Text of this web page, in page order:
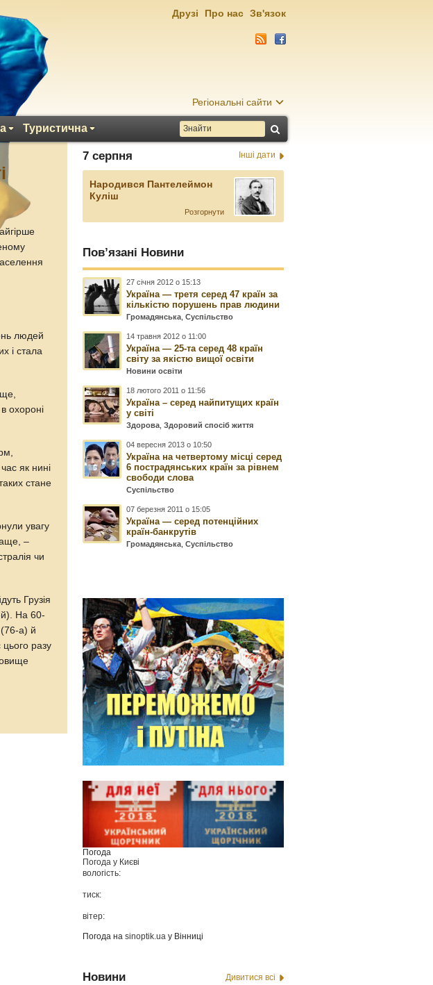
Регіональні сайти
Туристична
Друзі Про нас Зв'язок
людей
і стала
охороні
як нині
стане
увагу
–
чи
Грузія
й). На 60-
(76-а) й
цього разу
7 серпня Інші дати
Народився Пантелеймон
Куліш
Розгорнути
Пов’язані Новини
27 січня 2012 о 15:13
Україна — третя серед 47 країн за
кількістю порушень прав людини
Громадянська ,Суспільство
14 травня 2012 о 11:00
Україна — 25-та серед 48 країн
світу за якістю вищої освіти
Новини освіти
18 лютого 2011 о 11:56
Україна – серед найпитущих країн
у світі
Здорова ,Здоровий спосіб життя
04 вересня 2013 о 10:50
Україна на четвертому місці серед
6 пострадянських країн за рівнем
свободи слова
Суспільство
07 березня 2011 о 15:05
Україна — серед потенційних
країн-банкрутів
Громадянська ,Суспільство
Погода
Погода у Києві
вологість:
тиск:
вітер:
Погода наsinoptik.ua у Вінниці
Новини Дивитися всі